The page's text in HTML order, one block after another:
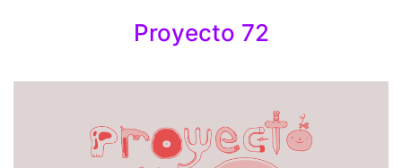
Proyecto 72